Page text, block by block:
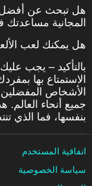
هل تبحث عن أفضل
المجانية مساعدتك
هل يمكنك لعب
بالتأكيد – يجب
الاستمتاع بها
الأشخاص
جميع أنحاء
بنفسها، فما الذي
اتفاقية المستخدم
سياسة الخصوصية